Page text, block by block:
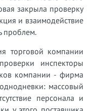
закрыла проверку
и взаимодействие
проблем.
торговой компании
инспекторы
компании - фирма
массовый
персонала и